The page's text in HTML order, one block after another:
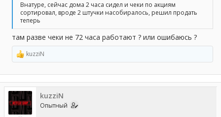
Внатуре, сейчас дома 2 часа сидел и чеки по акциям
сортировал, вроде 2 штучки насобиралось, решил продать
теперь
там разве чеки не 72 часа работают ? или ошибаюсь ?
Р
е
а
к
ц
и
и
:
kuzziN
kuzziN
Опытный